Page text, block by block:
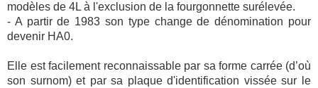
modèles de 4L à l'exclusion de la fourgonnette surélevée.
- A partir de 1983 son type change de dénomination pour
devenir HA0.
Elle est facilement reconnaissable par sa forme carrée (d’où
son surnom) et par sa plaque d'identification vissée sur le